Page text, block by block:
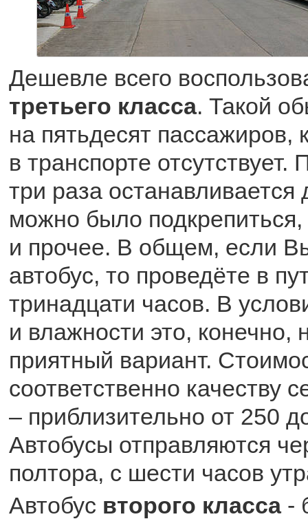
Дешевле всего
третьего класса. Такой
на пятьдесят пассажиров,
в транспорте отсутствует.
три раза останавливается
можно было подкрепиться,
и прочее. В общем, если
автобус, то проведёте в
тринадцати часов. В
и влажности это, конечно,
приятный вариант.
соответственно качеству
– приблизительно от 250
Автобусы отправляются
полтора, с шести часов
Автобус второго класса-